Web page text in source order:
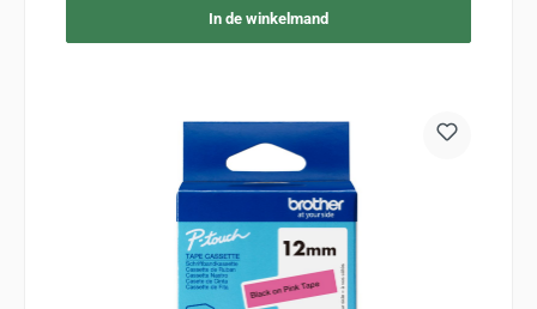
In de winkelmand